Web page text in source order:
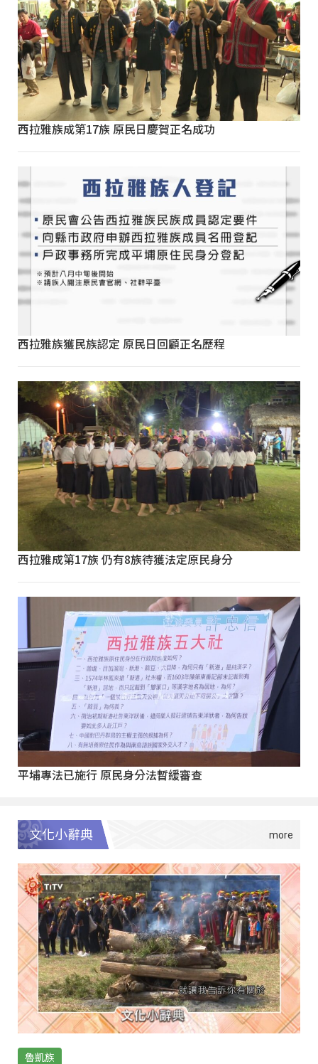
西拉雅族成第17族 原民日慶賀正名成功
西拉雅族獲民族認定 原民日回顧正名歷程
西拉雅成第17族 仍有8族待獲法定原民身分
平埔專法已施行 原民身分法暫緩審查
文化小辭典
魯凱族